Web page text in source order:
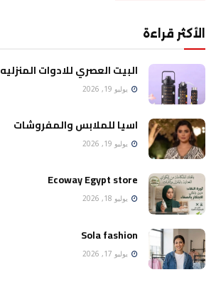
الأكثر قراءة
البيت العصري للادوات المنزليه
يوليو 19, 2026
اسيا للملابس والمفروشات
يوليو 19, 2026
Ecoway Egypt store
يوليو 18, 2026
Sola fashion
يوليو 17, 2026